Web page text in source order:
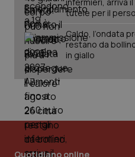
Tumore ovarico
Tumori del Polmone
Tumori
Ulcera & Reflusso
Vaccini
tutele per il
Caldo, l’ondata
restano da
in giallo
Quotidiano online
tracking-sites-ironfish-
tracking-enable